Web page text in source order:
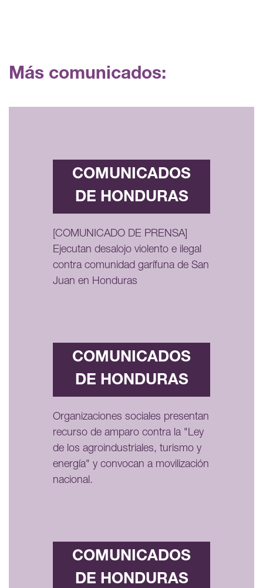
Más comunicados:
COMUNICADOS
DE HONDURAS
[COMUNICADO DE PRENSA]
Ejecutan desalojo violento e ilegal
contra comunidad garífuna de San
Juan en Honduras
COMUNICADOS
DE HONDURAS
Organizaciones sociales presentan
recurso de amparo contra la "Ley
de los agroindustriales, turismo y
energía" y convocan a movilización
nacional.
COMUNICADOS
DE HONDURAS